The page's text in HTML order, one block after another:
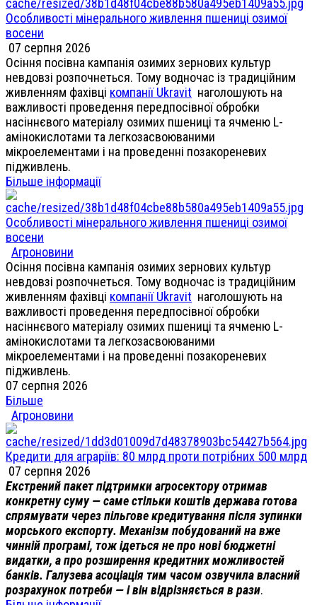
Особливості мінерального живлення пшениці озимої
восени
07 серпня 2026
Осіння посівна кампанія озимих зернових культур
невдовзі розпочнеться. Тому водночас із традиційним
живленням фахівці компанії Ukravit наголошують на
важливості проведення передпосівної обробки
насіннєвого матеріалу озимих пшениці та ячменю L-
амінокислотами та легкозасвоюваними
мікроелементами і на проведенні позакореневих
підживлень.
Більше інформації
Особливості мінерального живлення пшениці озимої
восени
Агроновини
Осіння посівна кампанія озимих зернових культур
невдовзі розпочнеться. Тому водночас із традиційним
живленням фахівці компанії Ukravit наголошують на
важливості проведення передпосівної обробки
насіннєвого матеріалу озимих пшениці та ячменю L-
амінокислотами та легкозасвоюваними
мікроелементами і на проведенні позакореневих
підживлень.
07 серпня 2026
Більше
Агроновини
Кредити для аграріїв: 80 млрд проти потрібних 500 млрд
07 серпня 2026
Екстрений пакет підтримки агросектору отримав
конкретну суму — саме стільки коштів держава готова
спрямувати через пільгове кредитування після зупинки
морського експорту. Механізм побудований на вже
чинній програмі, тож ідеться не про нові бюджетні
видатки, а про розширення кредитних можливостей
банків. Галузева асоціація тим часом озвучила власний
розрахунок потреби — і він відрізняється в рази.